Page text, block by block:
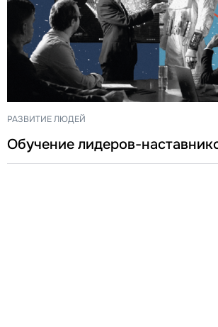
РАЗВИТИЕ ЛЮДЕЙ
Обучение лидеров-